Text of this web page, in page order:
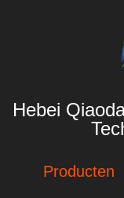
Hebei
Producten